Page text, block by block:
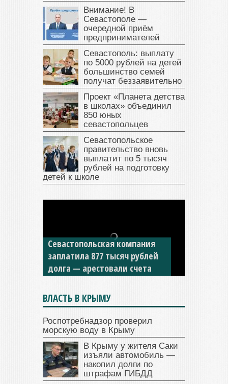
Внимание! В
Севастополе —
очередной приём
предпринимателей
Севастополь: выплату
по 5000 рублей на детей
большинство семей
получат беззаявительно
Проект «Планета детства
в школах» объединил
850 юных
севастопольцев
Севастопольское
правительство вновь
выплатит по 5 тысяч
рублей на подготовку
детей к школе
Севастопольская компания
заплатила 877 тысяч рублей
долга — арестовали счета
ВЛАСТЬ В КРЫМУ
Роспотребнадзор проверил
морскую воду в Крыму
В Крыму у жителя Саки
изъяли автомобиль —
накопил долги по
штрафам ГИБДД